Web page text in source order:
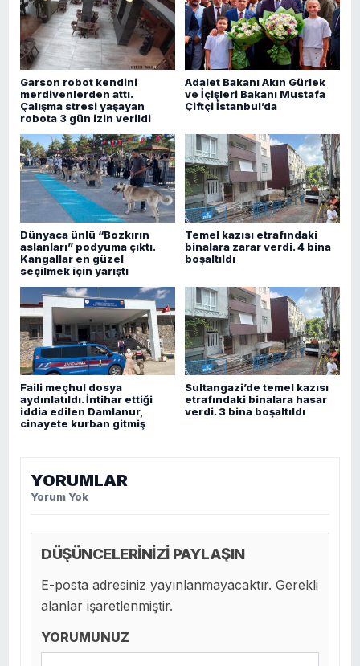
Garson robot kendini
merdivenlerden attı.
Çalışma stresi yaşayan
robota 3 gün izin verildi
Adalet Bakanı Akın Gürlek
ve İçişleri Bakanı Mustafa
Çiftçi İstanbul’da
Dünyaca ünlü “Bozkırın
aslanları” podyuma çıktı.
Kangallar en güzel
seçilmek için yarıştı
Temel kazısı etrafındaki
binalara zarar verdi. 4 bina
boşaltıldı
Faili meçhul dosya
aydınlatıldı. İntihar ettiği
iddia edilen Damlanur,
cinayete kurban gitmiş
Sultangazi’de temel kazısı
etrafındaki binalara hasar
verdi. 3 bina boşaltıldı
YORUMLAR
Yorum Yok
DÜŞÜNCELERİNİZİ PAYLAŞIN
E-posta adresiniz yayınlanmayacaktır. Gerekli
alanlar işaretlenmiştir.
YORUMUNUZ